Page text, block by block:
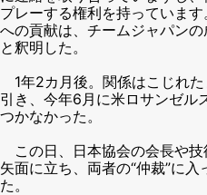
プレーする権利を持っていま
への貢献は、チームジャパンの
と釈明した。
1年2カ月後。関係はこじれ
引き、今年6月に米ロサンゼル
つかなかった。
この日、日本協会の会長や
矢面に立ち、両者の“仲裁”に
た。